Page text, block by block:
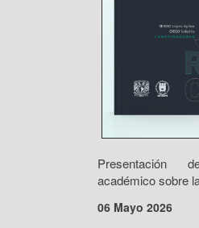
Presentación
académico sobre
06 Mayo 2026